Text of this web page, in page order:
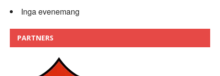
Inga evenemang
PARTNERS